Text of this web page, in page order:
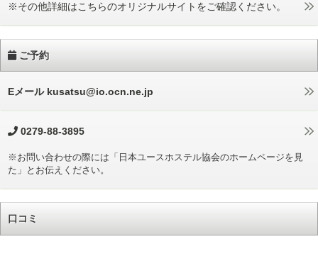
※その他詳細はこちらのオリジナルサイトをご確認ください。
ご予約
Eメール kusatsu@io.ocn.ne.jp
0279-88-3895
※お問い合わせの際には「日本ユースホステル協会のホームページを見
た」とお伝えください。
口コミ